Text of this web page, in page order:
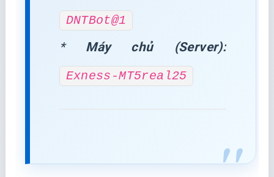
DNTBot@1
* Máy chủ (Server):
Exness-MT5real25